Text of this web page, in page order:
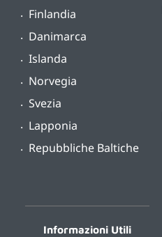
Finlandia
Danimarca
Islanda
Norvegia
Svezia
Lapponia
Repubbliche Baltiche
Informazioni Utili